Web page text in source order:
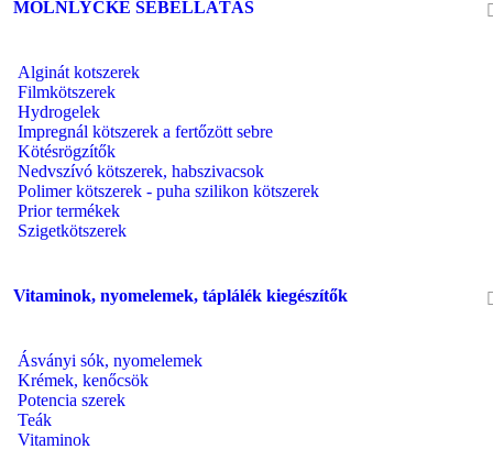
MÖLNLYCKE SEBELLÁTÁS
Alginát kotszerek
Filmkötszerek
Hydrogelek
Impregnál kötszerek a fertőzött sebre
Kötésrögzítők
Nedvszívó kötszerek, habszivacsok
Polimer kötszerek - puha szilikon kötszerek
Prior termékek
Szigetkötszerek
Vitaminok, nyomelemek, táplálék kiegészítők
Ásványi sók, nyomelemek
Krémek, kenőcsök
Potencia szerek
Teák
Vitaminok